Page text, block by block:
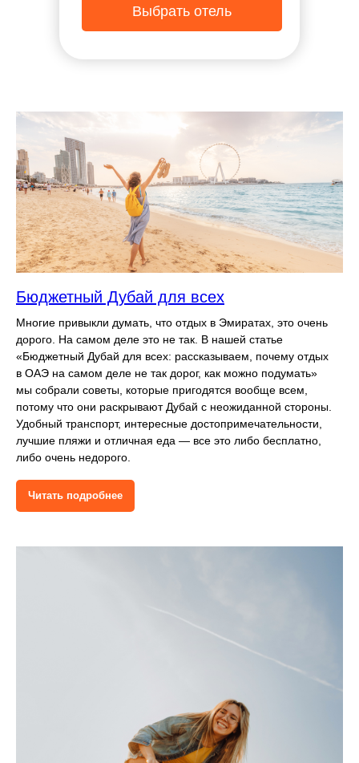
Выбрать отель
Бюджетный Дубай для всех
Многие привыкли думать, что отдых в Эмиратах, это очень
дорого. На самом деле это не так. В нашей статье
«Бюджетный Дубай для всех: рассказываем, почему отдых
в ОАЭ на самом деле не так дорог, как можно подумать»
мы собрали советы, которые пригодятся вообще всем,
потому что они раскрывают Дубай с неожиданной стороны.
Удобный транспорт, интересные достопримечательности,
лучшие пляжи и отличная еда — все это либо бесплатно,
либо очень недорого.
Читать подробнее